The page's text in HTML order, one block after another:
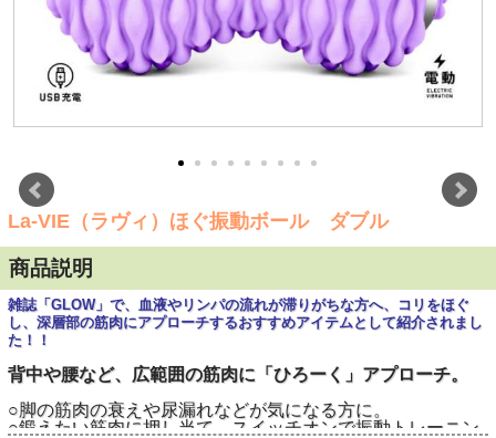
La-VIE（ラヴィ）ほぐ振動ボール ダブル
商品説明
雑誌「GLOW」で、血液やリンパの流れが滞りがちな方へ、コリをほぐ
し、深層部の筋肉にアプローチするおすすめアイテムとして紹介されまし
た！！
背中や腰など、広範囲の筋肉に「ひろーく」アプローチ。
○脚の筋肉の衰えや尿漏れなどが気になる方に。
○鍛えたい筋肉に押し当て、スイッチオンで振動トレーニン